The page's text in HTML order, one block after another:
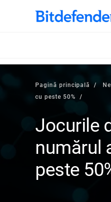
Pagină principală
cu peste 50%
Jocurile
numărul
peste